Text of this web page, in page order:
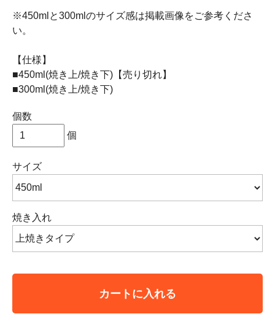
※450mlと300mlのサイズ感は掲載画像をご参考くださ
い。
【仕様】
■450ml(焼き上/焼き下)【売り切れ】
■300ml(焼き上/焼き下)
個数
個
サイズ
焼き入れ
カートに入れる